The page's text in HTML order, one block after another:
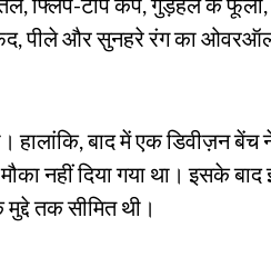
सफेद, पीले और सुनहरे रंग का
बाद में एक डिवीज़न बेंच
नहीं दिया गया था। इसके
तक सीमित थी।